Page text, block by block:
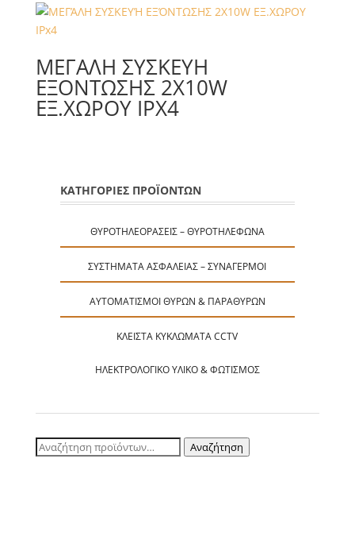
ΜΕΓΆΛΗ ΣΥΣΚΕΥΉ
ΕΞΌΝΤΩΣΗΣ 2X10W
ΕΞ.ΧΩΡΟΥ IPX4
ΚΑΤΗΓΟΡΙΕΣ ΠΡΟΪΟΝΤΩΝ
ΘΥΡΟΤΗΛΕΟΡΆΣΕΙΣ – ΘΥΡΟΤΗΛΈΦΩΝΑ
ΣΥΣΤΉΜΑΤΑ ΑΣΦΑΛΕΊΑΣ – ΣΥΝΑΓΕΡΜΟΊ
ΑΥΤΟΜΑΤΙΣΜΟΊ ΘΥΡΏΝ & ΠΑΡΑΘΎΡΩΝ
ΚΛΕΙΣΤΆ ΚΥΚΛΏΜΑΤΑ CCTV
ΗΛΕΚΤΡΟΛΟΓΙΚΌ ΥΛΙΚΌ & ΦΩΤΙΣΜΌΣ
Αναζήτηση
Αναζήτηση